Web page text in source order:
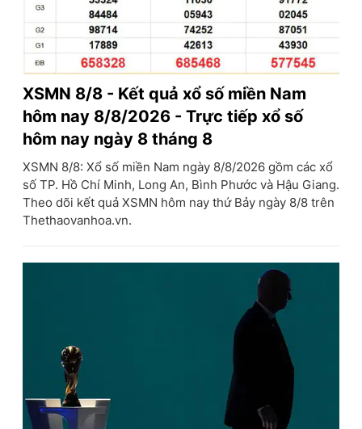
XSMN 8/8 - Kết quả xổ số miền Nam
hôm nay 8/8/2026 - Trực tiếp xổ số
hôm nay ngày 8 tháng 8
XSMN 8/8: Xổ số miền Nam ngày 8/8/2026 gồm các xổ
số TP. Hồ Chí Minh, Long An, Bình Phước và Hậu Giang.
Theo dõi kết quả XSMN hôm nay thứ Bảy ngày 8/8 trên
Thethaovanhoa.vn.